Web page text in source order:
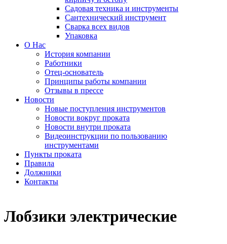
Садовая техника и инструменты
Сантехнический инструмент
Сварка всех видов
Упаковка
О Нас
История компании
Работники
Отец-основатель
Принципы работы компании
Отзывы в прессе
Новости
Новые поступления инструментов
Новости вокруг проката
Новости внутри проката
Видеоинструкции по пользованию
инструментами
Пункты проката
Правила
Должники
Контакты
Лобзики электрические